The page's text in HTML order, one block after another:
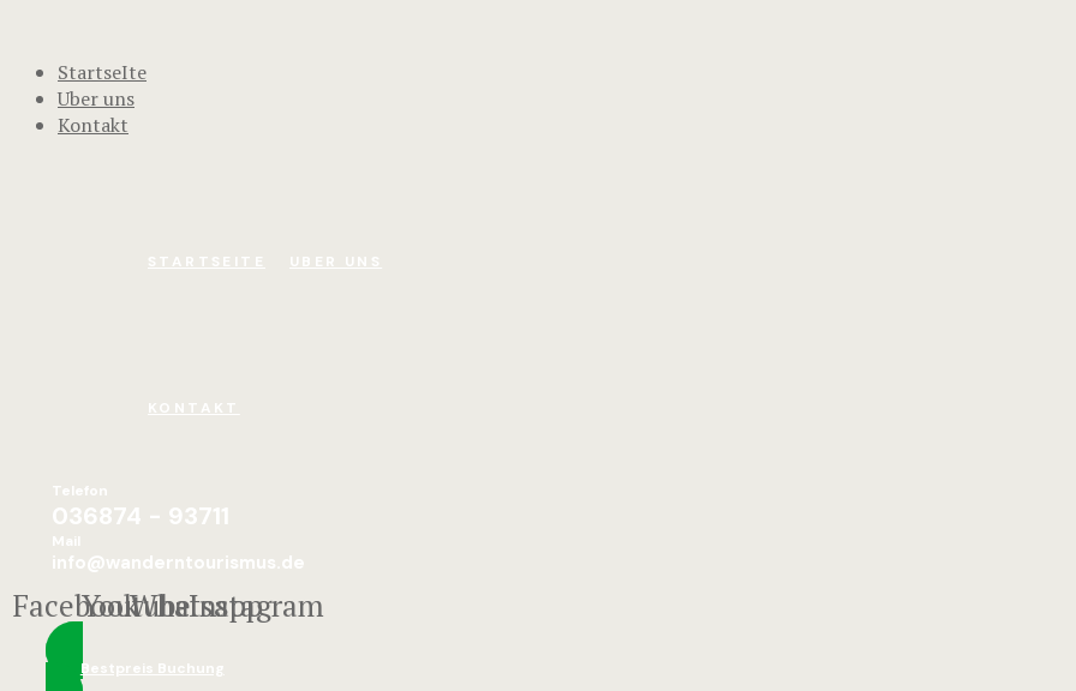
StartseIte
Uber uns
Kontakt
STARTSEITE UBER UNS
KONTAKT
Telefon
036874 - 93711
Mail
info@wanderntourismus.de
Facebook
Youtube
Whatsapp
Instagram
Bestpreis Buchung